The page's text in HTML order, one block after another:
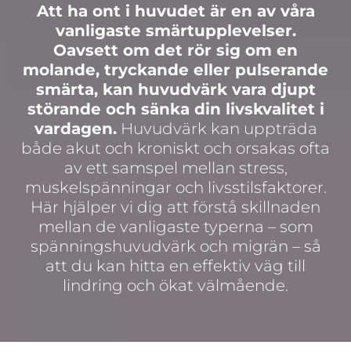
Att ha ont i huvudet är en av våra
vanligaste smärtupplevelser.
Oavsett om det rör sig om en
molande, tryckande eller pulserande
smärta, kan huvudvärk vara djupt
störande och sänka din livskvalitet i
vardagen.Huvudvärk kan uppträda
både akut och kroniskt och orsakas ofta
av ett samspel mellan stress,
muskelspänningar och livsstilsfaktorer.
Här hjälper vi dig att förstå skillnaden
mellan de vanligaste typerna – som
spänningshuvudvärk och migrän – så
att du kan hitta en effektiv väg till
lindring och ökat välmående.